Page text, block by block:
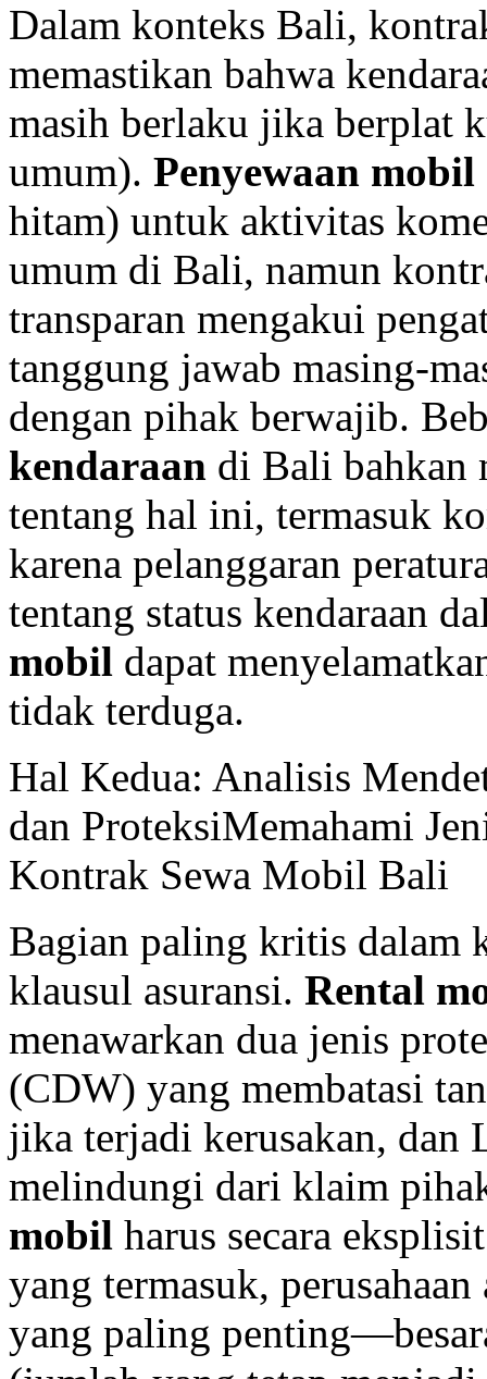
Dalam konteks Bali,
memastikan bahwa
masih berlaku jika berplat
umum). Penyewaan mobil
hitam) untuk aktivitas
umum di Bali, namun
transparan mengakui
tanggung jawab masing-
dengan pihak berwajib.
kendaraan di Bali bahkan
tentang hal ini, termasuk
karena pelanggaran
tentang status kendaraan
mobil dapat
tidak terduga.
Hal Kedua: Analisis
dan ProteksiMemahami
Kontrak Sewa Mobil Bali
Bagian paling kritis dalam
klausul asuransi. Rental
menawarkan dua jenis
(CDW) yang membatasi
jika terjadi kerusakan, dan
melindungi dari klaim
mobil harus secara
yang termasuk,
yang paling